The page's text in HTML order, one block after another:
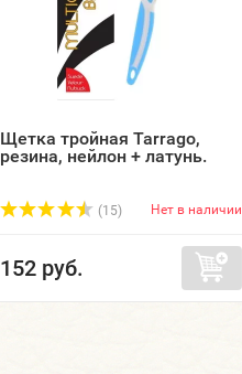
Щетка тройная Tarrago,
резина, нейлон + латунь.
(15) Нет в наличии
152 руб.